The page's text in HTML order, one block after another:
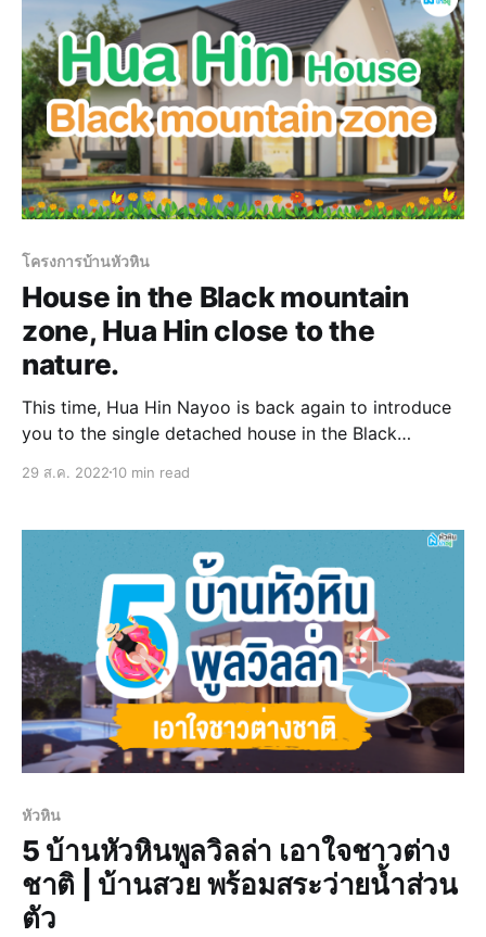
โครงการบ้านหัวหิน
House in the Black mountain
zone, Hua Hin close to the
nature.
This time, Hua Hin Nayoo is back again to introduce
you to the single detached house in the Black
projects that are close to the nature in order to find
nowadays, it
29 ส.ค. 2022 10 min read
หัวหิน
5 บ้านหัวหินพูลวิลล่า เอาใจชาวต่าง
ชาติ | บ้านสวย พร้อมสระว่ายน้ำส่วน
ตัว